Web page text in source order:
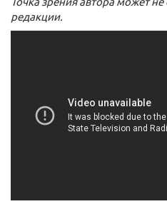
редакции.